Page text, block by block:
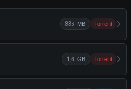
885 MB Torrent
1.6 GB Torrent